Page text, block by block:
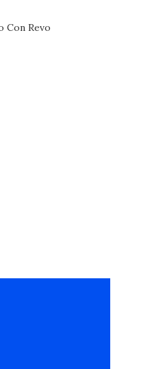
Con Revo